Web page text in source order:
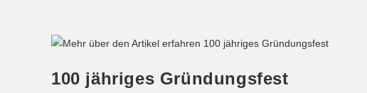
100 jähriges Gründungsfest